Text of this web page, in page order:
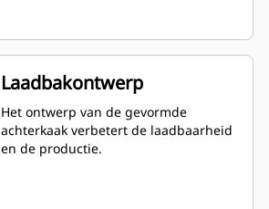
Laadbakontwerp
Het ontwerp van de gevormde
achterkaak verbetert de laadbaarheid
en de productie.